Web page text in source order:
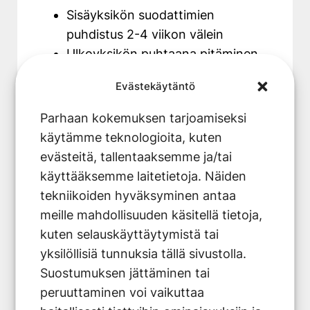
Evästekäytäntö
Parhaan kokemuksen tarjoamiseksi
käytämme teknologioita, kuten
evästeitä, tallentaaksemme ja/tai
käyttääksemme laitetietoja. Näiden
tekniikoiden hyväksyminen antaa
meille mahdollisuuden käsitellä tietoja,
kuten selauskäyttäytymistä tai
yksilöllisiä tunnuksia tällä sivustolla.
Suostumuksen jättäminen tai
peruuttaminen voi vaikuttaa
Sisäyksikön suodattimien
puhdistus 2-4 viikon välein
Ulkoyksikön puhtaana pitäminen
Sisäyksikön ilmanottoaukon ja
lamellien puhdistus 3-4 kuukauden
välein
Kondenssiveden poistoputken
tarkistus ja puhdistus tarvittaessa
Ammattilaisen suorittama
perusteellinen huolto
on suositeltavaa
tehdä säännöllisesti:
Ensimmäinen perushuolto 2-3
vuoden kuluttua asennuksesta